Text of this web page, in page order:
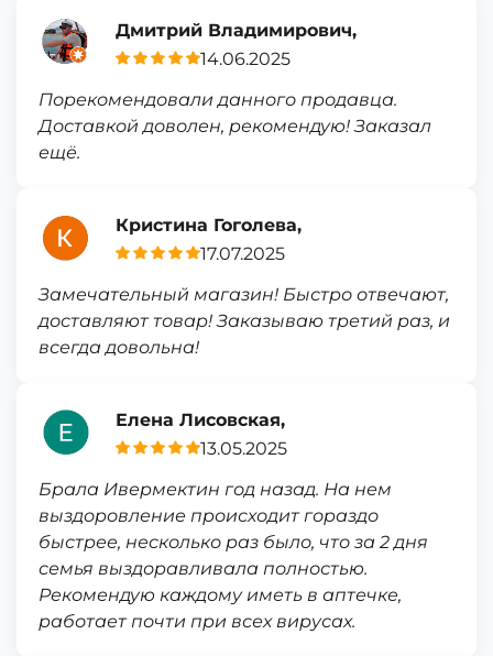
Дмитрий Владимирович,
14.06.2025
Порекомендовали данного продавца.
Доставкой доволен, рекомендую! Заказал
ещё.
Кристина Гоголева,
17.07.2025
Замечательный магазин! Быстро отвечают,
доставляют товар! Заказываю третий раз, и
всегда довольна!
Елена Лисовская,
13.05.2025
Брала Ивермектин год назад. На нем
выздоровление происходит гораздо
быстрее, несколько раз было, что за 2 дня
семья выздоравливала полностью.
Рекомендую каждому иметь в аптечке,
работает почти при всех вирусах.